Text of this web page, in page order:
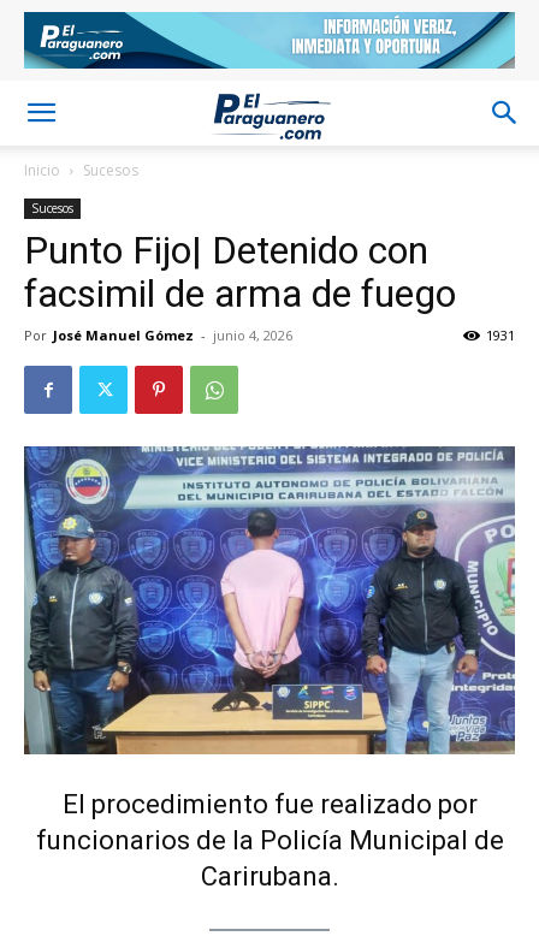
Inicio Sucesos
Sucesos
Punto Fijo| Detenido con
facsimil de arma de fuego
Por José Manuel Gómez - junio 4, 2026 1931
El procedimiento fue realizado por
funcionarios de la Policía Municipal de
Carirubana.